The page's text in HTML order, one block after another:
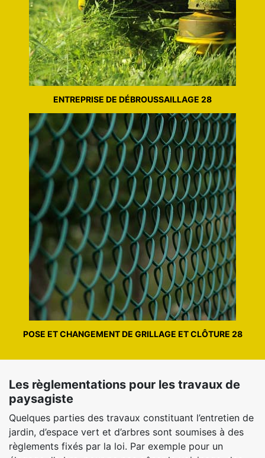
ENTREPRISE DE DÉBROUSSAILLAGE 28
POSE ET CHANGEMENT DE GRILLAGE ET CLÔTURE 28
Les règlementations pour les travaux de
paysagiste
Quelques parties des travaux constituant l’entretien de
jardin, d’espace vert et d’arbres sont soumises à des
règlements fixés par la loi. Par exemple pour un